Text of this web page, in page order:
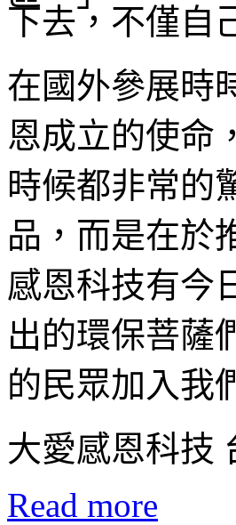
下去，不僅自
在國外參展時
恩成立的使命
時候都非常的
品，而是在於
感恩科技有今
出的環保菩薩
的民眾加入我
大愛感恩科技
Read more